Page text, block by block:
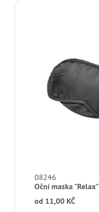
08246
Oční maska "Relax"
od 11,00 KČ